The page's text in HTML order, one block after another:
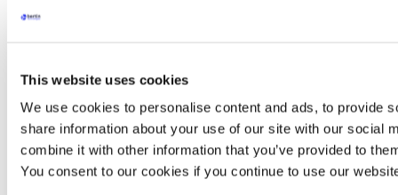
This website uses cookies
We use cookies to personalise content and ads, to provide
share information about your use of our site with our social
combine it with other information that you’ve provided to
You consent to our cookies if you continue to use our
Application Center
Accédez à plus de 1500 documents scientifiques
rédigés avec la contribution de la communauté
d’utilisateurs de Bertin Instruments !